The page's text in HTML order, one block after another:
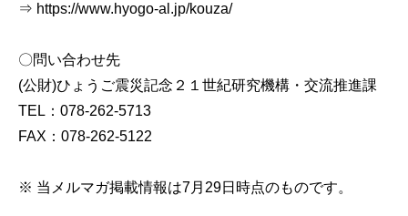
⇒ https://www.hyogo-al.jp/kouza/
〇問い合わせ先
(公財)ひょうご震災記念２１世紀研究機構・交流推進課
TEL：078-262-5713
FAX：078-262-5122
※ 当メルマガ掲載情報は7月29日時点のものです。